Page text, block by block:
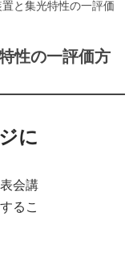
と集光特性の一評価
性の一評価方
に
会講
るこ